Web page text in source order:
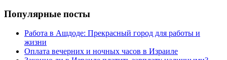
Популярные посты
Работа в Ашдоде: Прекрасный город для работы и
жизни
Оплата вечерних и ночных часов в Израиле